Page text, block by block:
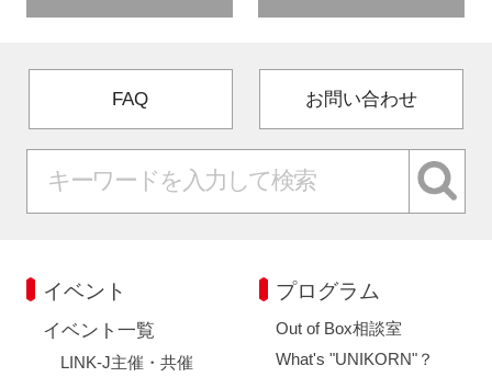
FAQ お問い合わせ
イベント
イベント一覧
LINK-J主催・共催
プログラム
Out of Box相談室
What's "UNIKORN"？